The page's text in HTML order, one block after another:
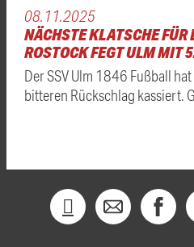
08.11.2025
NÄCHSTE KLATSCHE FÜR
ROSTOCK FEGT ULM MIT
Der SSV Ulm 1846 Fußball
bitteren Rückschlag kassiert.